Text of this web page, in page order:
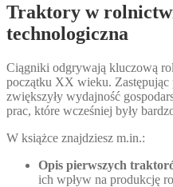
Traktory w
technologiczna
Ciągniki odgrywają kluczową
początku XX wieku. Zastępując
zwiększyły wydajność
prac, które wcześniej były
W książce znajdziesz m.in.:
Opis pierwszych
ich wpływ na produkcję